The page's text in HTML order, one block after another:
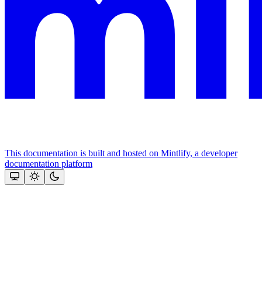
This documentation is built and hosted on Mintlify, a developer
documentation platform